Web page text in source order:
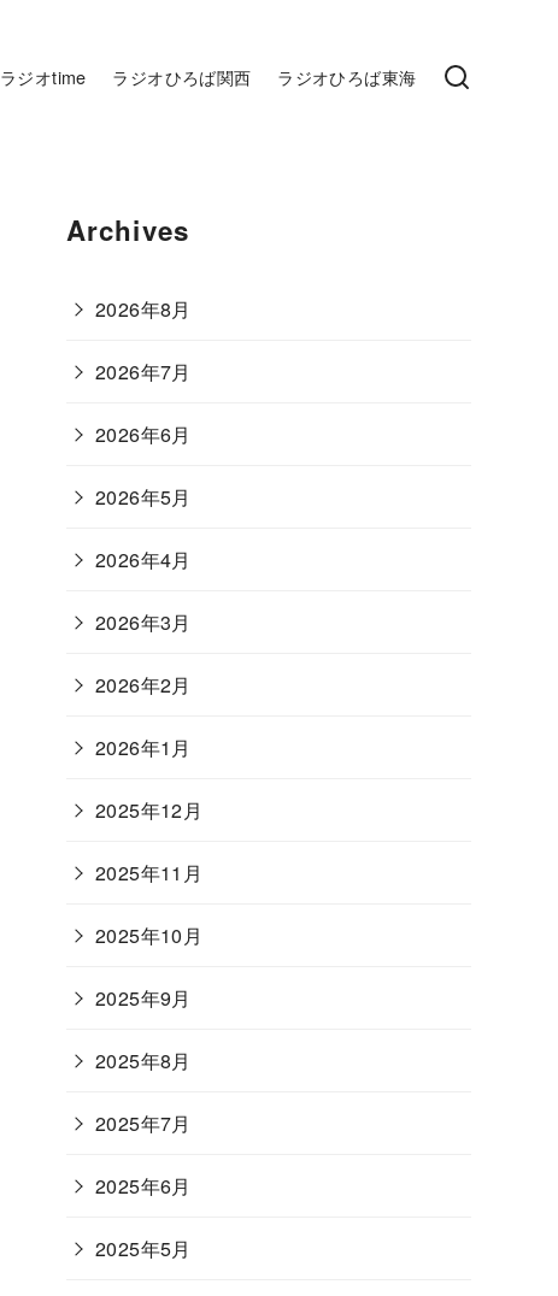
ラジオtime ラジオひろば関西 ラジオひろば東海
Archives
2026年8月
2026年7月
2026年6月
2026年5月
2026年4月
2026年3月
2026年2月
2026年1月
2025年12月
2025年11月
2025年10月
2025年9月
2025年8月
2025年7月
2025年6月
2025年5月